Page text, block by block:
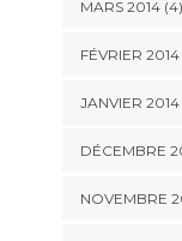
MARS 2014(4)
FÉVRIER 2014
JANVIER 2014
DÉCEMBRE
NOVEMBRE